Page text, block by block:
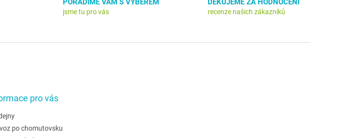
í
p
k
n
í
PORADÍME VÁM S VÝBĚREM
jsme tu pro vás
DĚKUJEME ZA HODNOCENÍ
recenze našich zákazníků
pro vás
po chomutovsku